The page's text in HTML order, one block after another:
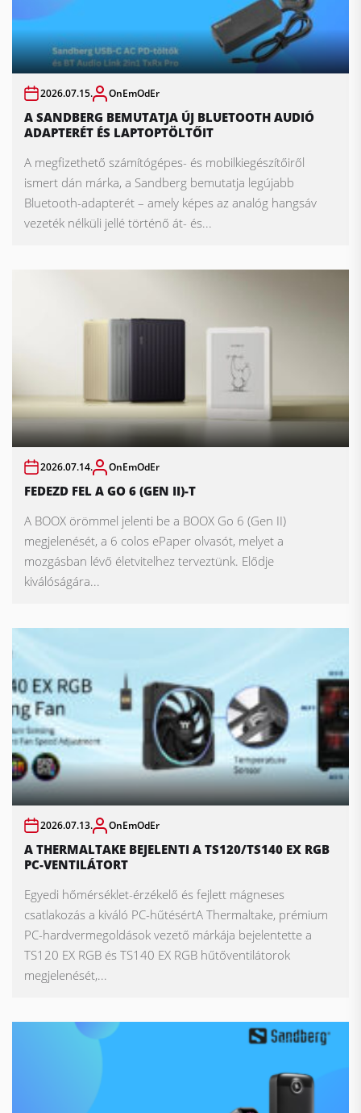
2026.07.15. OnEmOdEr
A SANDBERG BEMUTATJA ÚJ BLUETOOTH AUDIÓ
ADAPTERÉT ÉS LAPTOPTÖLTŐIT
A megfizethető számítógépes- és mobilkiegészítőiről
ismert dán márka, a Sandberg bemutatja legújabb
Bluetooth-adapterét – amely képes az analóg hangsáv
vezeték nélküli jellé történő át- és...
2026.07.14. OnEmOdEr
FEDEZD FEL A GO 6 (GEN II)-T
A BOOX örömmel jelenti be a BOOX Go 6 (Gen II)
megjelenését, a 6 colos ePaper olvasót, melyet a
mozgásban lévő életvitelhez terveztünk. Elődje
kiválóságára...
2026.07.13. OnEmOdEr
A THERMALTAKE BEJELENTI A TS120/TS140 EX RGB
PC-VENTILÁTORT
Egyedi hőmérséklet-érzékelő és fejlett mágneses
csatlakozás a kiváló PC-hűtésértA Thermaltake, prémium
PC-hardvermegoldások vezető márkája bejelentette a
TS120 EX RGB és TS140 EX RGB hűtőventilátorok
megjelenését,...